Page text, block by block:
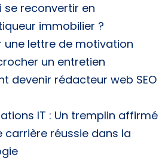
se reconvertir en
immobilier ?
une lettre de motivation
un entretien
devenir rédacteur web SEO
IT : Un tremplin affirmé
carrière réussie dans la